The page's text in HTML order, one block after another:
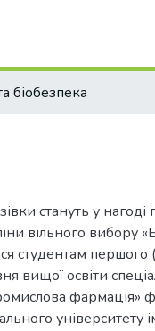
біобезпека
стануть у
вільного вибору
студентам першого
вищої освіти
фармація»
університету